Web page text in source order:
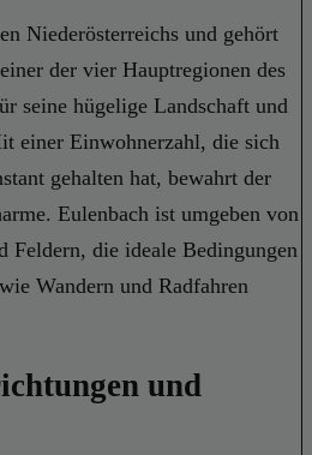
Niederösterreichs und gehört
der vier Hauptregionen des
seine hügelige Landschaft und
einer Einwohnerzahl, die sich
gehalten hat, bewahrt der
Eulenbach ist umgeben von
Feldern, die ideale Bedingungen
Wandern und Radfahren
und